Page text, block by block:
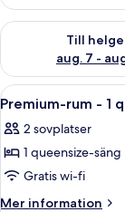
Till
aug. 7 -
Kontrollera
Öppna
alla
foton
för
Premium-
rum
7
Premium-rum - 1
2 sovplatser
1 queensize-säng
Gratis wi-fi
Mer information
Mer